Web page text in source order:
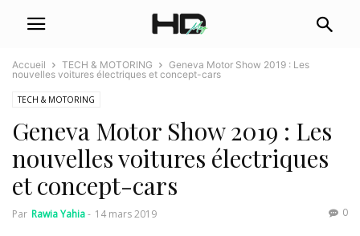
Accueil TECH & MOTORING
Geneva Motor Show 2019 : Les
nouvelles voitures électriques et concept-cars
TECH & MOTORING
Geneva Motor Show 2019 : Les
nouvelles voitures électriques
et concept-cars
Par Rawia Yahia- 14 mars 2019 0